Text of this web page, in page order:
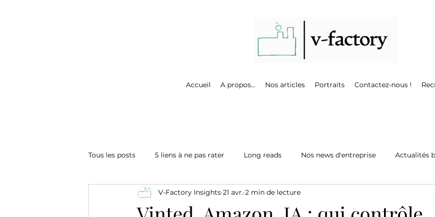
Accueil A propos... Nos articles Portraits Contactez-nous !
Tous les posts 5 liens à ne pas rater Long reads Nos news d'entreprise Actualités
V-Factory Insights 21 avr. 2 min de lecture